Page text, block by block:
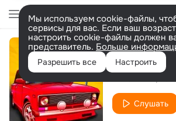
Мы используем cookie-файлы,
сервисы для вас. Если ваш
настроить cookie-файлы должен
представитель. Больше
Разрешить все Настроить
На
Слушать